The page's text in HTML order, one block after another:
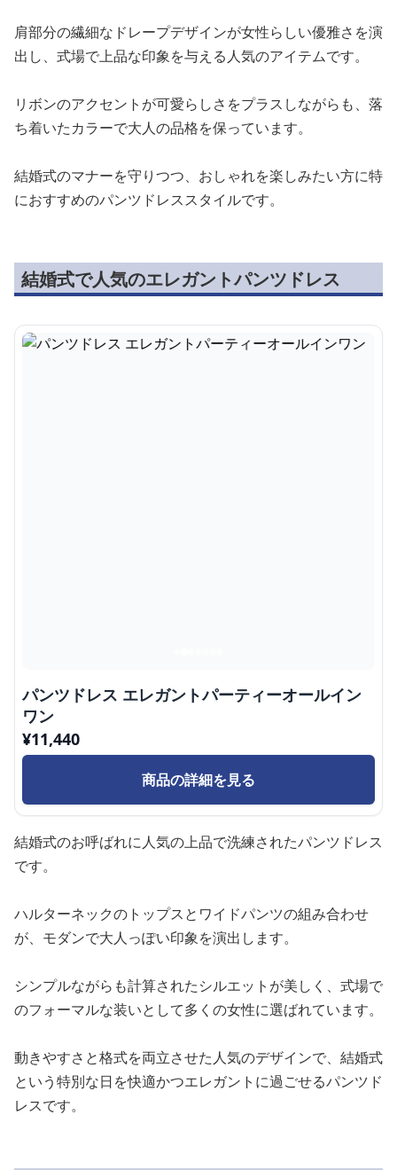
肩部分の繊細なドレープデザインが女性らしい優雅さを演
出し、式場で上品な印象を与える人気のアイテムです。
リボンのアクセントが可愛らしさをプラスしながらも、落
ち着いたカラーで大人の品格を保っています。
結婚式のマナーを守りつつ、おしゃれを楽しみたい方に特
におすすめのパンツドレススタイルです。
結婚式で人気のエレガントパンツドレス
パンツドレス エレガントパーティーオールイン
ワン
¥11,440
商品の詳細を見る
結婚式のお呼ばれに人気の上品で洗練されたパンツドレス
です。
ハルターネックのトップスとワイドパンツの組み合わせ
が、モダンで大人っぽい印象を演出します。
シンプルながらも計算されたシルエットが美しく、式場で
のフォーマルな装いとして多くの女性に選ばれています。
動きやすさと格式を両立させた人気のデザインで、結婚式
という特別な日を快適かつエレガントに過ごせるパンツド
レスです。